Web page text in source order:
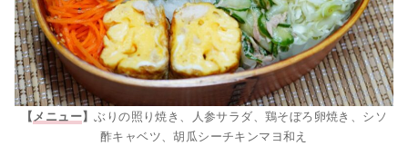
【メニュー】ぶりの照り焼き、人参サラダ、鶏そぼろ卵焼き、シソ
酢キャベツ、胡瓜シーチキンマヨ和え